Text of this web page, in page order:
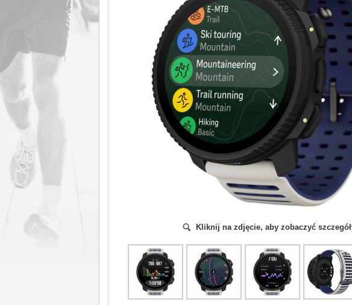
Kliknij na zdjęcie, aby zobaczyć